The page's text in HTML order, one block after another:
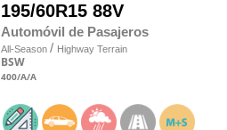
195/60R15 88V
Automóvil de Pasajeros
All-Season / Highway Terrain
BSW
400/A/A